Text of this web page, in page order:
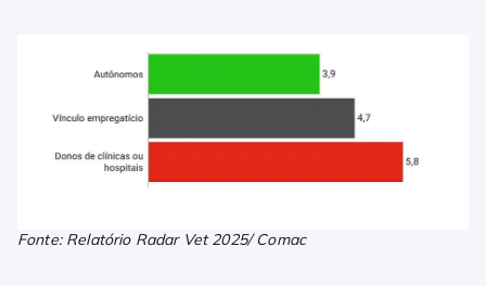
Fonte: Relatório Radar Vet 2025/ Comac